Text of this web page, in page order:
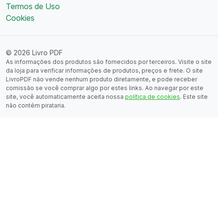
Termos de Uso
Cookies
© 2026 Livro PDF
As informações dos produtos são fornecidos por terceiros. Visite o site
da loja para verificar informações de produtos, preços e frete. O site
LivroPDF não vende nenhum produto diretamente, e pode receber
comissão se você comprar algo por estes links. Ao navegar por este
site, você automaticamente aceita nossa política de cookies. Este site
não contém pirataria.